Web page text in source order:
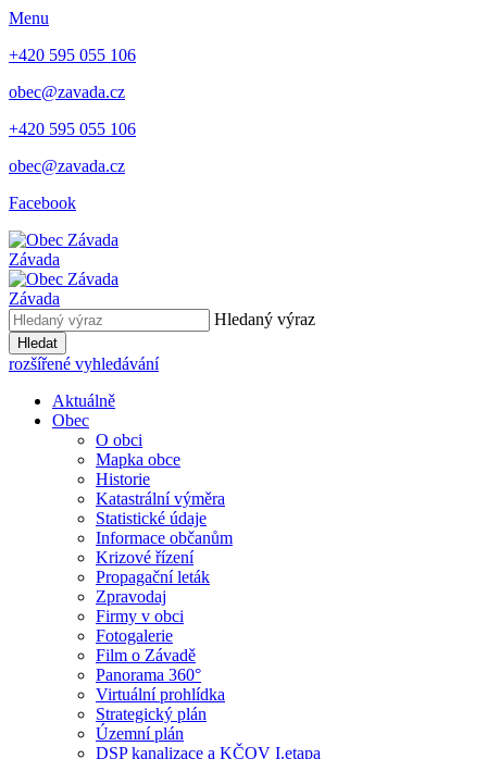
Menu
+420 595 055 106
obec@zavada.cz
+420 595 055 106
obec@zavada.cz
Facebook
Závada
Závada
Hledaný výraz
Hledat
rozšířené vyhledávání
Aktuálně
Obec
O obci
Mapka obce
Historie
Katastrální výměra
Statistické údaje
Informace občanům
Krizové řízení
Propagační leták
Zpravodaj
Firmy v obci
Fotogalerie
Film o Závadě
Panorama 360°
Virtuální prohlídka
Strategický plán
Územní plán
DSP kanalizace a KČOV I.etapa